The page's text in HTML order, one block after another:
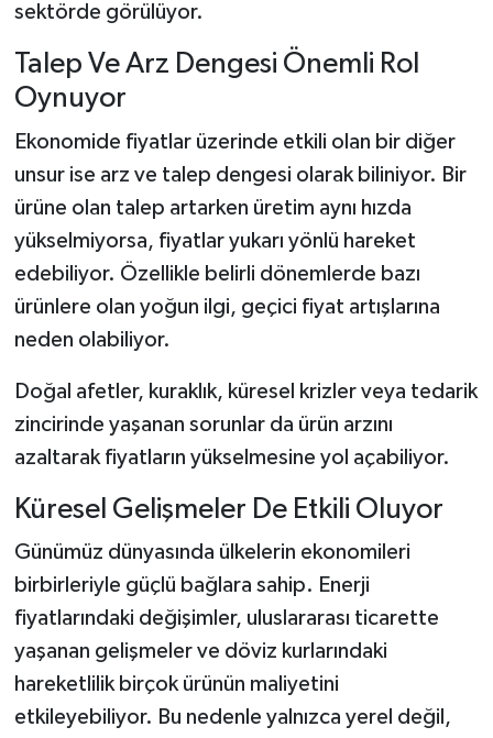
sektörde görülüyor.
Talep Ve Arz Dengesi Önemli Rol
Oynuyor
Ekonomide fiyatlar üzerinde etkili olan bir diğer
unsur ise arz ve talep dengesi olarak biliniyor. Bir
ürüne olan talep artarken üretim aynı hızda
yükselmiyorsa, fiyatlar yukarı yönlü hareket
edebiliyor. Özellikle belirli dönemlerde bazı
ürünlere olan yoğun ilgi, geçici fiyat artışlarına
neden olabiliyor.
Doğal afetler, kuraklık, küresel krizler veya tedarik
zincirinde yaşanan sorunlar da ürün arzını
azaltarak fiyatların yükselmesine yol açabiliyor.
Küresel Gelişmeler De Etkili Oluyor
Günümüz dünyasında ülkelerin ekonomileri
birbirleriyle güçlü bağlara sahip. Enerji
fiyatlarındaki değişimler, uluslararası ticarette
yaşanan gelişmeler ve döviz kurlarındaki
hareketlilik birçok ürünün maliyetini
etkileyebiliyor. Bu nedenle yalnızca yerel değil,